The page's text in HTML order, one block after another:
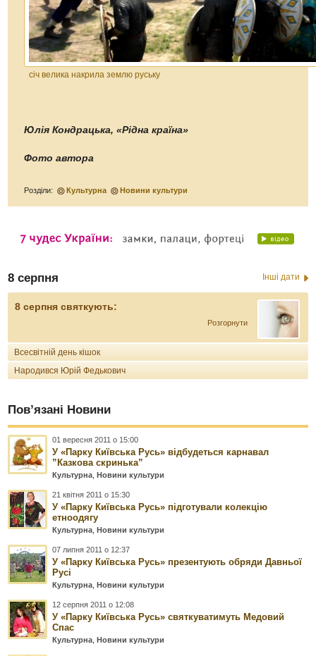
січ велика накрила землю руську
Юлія Кондрацька, «Рідна країна»
Фото автора
Розділи: Культурна Новини культури
8 серпня Інші дати
8 серпня святкують:
Розгорнути
Всесвітній день кішок
Народився Юрій Федькович
Пов’язані Новини
01 вересня 2011 о 15:00
У «Парку Київська Русь» відбудеться карнавал
”Казкова скринька”
Культурна ,Новини культури
21 квітня 2011 о 15:30
У «Парку Київська Русь» підготували колекцію
етноодягу
Культурна ,Новини культури
07 липня 2011 о 12:37
У «Парку Київська Русь» презентують обряди Давньої
Русі
Культурна ,Новини культури
12 серпня 2011 о 12:08
У «Парку Київська Русь» святкуватимуть Медовий
Спас
Культурна ,Новини культури